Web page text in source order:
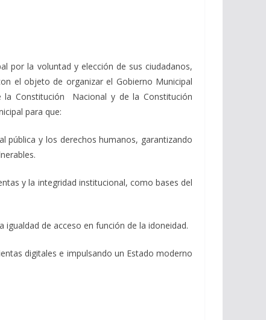
por la voluntad y elección de sus ciudadanos,
el objeto de organizar el Gobierno Municipal
la Constitución Nacional y de la Constitución
para que:
pública y los derechos humanos, garantizando
y la integridad institucional, como bases del
de acceso en función de la idoneidad.
digitales e impulsando un Estado moderno